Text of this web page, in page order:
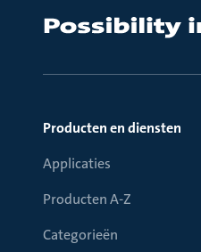
Producten en diensten
Applicaties
Producten A-Z
Categorieën